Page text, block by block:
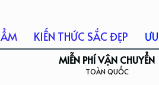
KIẾN THỨC SẮC ĐẸP
MIỄN PHÍ VẬN CHUYỂN
TOÀN QUỐC